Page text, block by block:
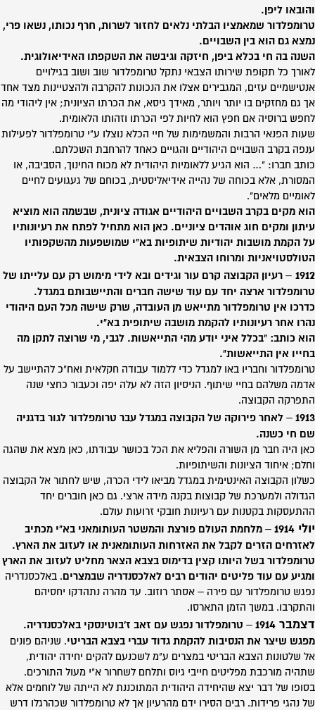
והובאו ליפן.
טרומפלדור שמאמציו הבלתי נלאים לחזור לשרות, חרף נכותו, נשאו פרי,
נמצא גם הוא בין השבויים.
השנה בה חי בכלא ביפן, חיזקה וגיבשה את השקפתו האידיאולוגית.
לאורך כל תקופת שירותו הצבאי נתקל טרומפלדור שוב ושוב בגילויים
אנטישמיים עזים, המגבירים אצלו את הנכונות להקרבה ולהצטיינות מצד אחד
אך גם מחזקים בו יותר ויותר, מאידך גיסא, את הכרתו הציונית; אין ליהודי מה
לחפש ברוסיה אם חפץ הוא לחיות לפי הכרתו וזהותו הלאומית.
שעות הפנאי הרבות והמשמימות של חיי הכלא נוצלו ע"י טרומפלדור לפעילות
ענפה בקרב השבויים היהודיים והגויים כאחד להרחבת השכלתם.
כותב חברו: "… הוא הגיע ללאומיות היהודית לא מכוח החינוך, הסביבה, או
המסורת, אלא בכוחה של נהייה אידיאליסטית, בכוחם של געגועים לחיים
לאומיים מלאים".
הוא מקים בקרב השבויים היהודיים אגודה ציונית, שבשמה הוא מוציא
עיתון ומקים חוג אוהדים ציוניים. כאן הוא מתחיל לפתח את רעיונותיו
על הקמת מושבות יהודיות שיתופיות בא"י שמושפעות מהשקפותיו
הטולסטויאניות ומרוחו הצבאית.
1912
– רעיון הקבוצה קרם עור וגידים ובא לידי מימוש רק עם עלייתו של
טרומפלדור ארצה יחד עם עוד שישה חברים והתיישבותם במגדל.
כדרכו אין טרומפלדור מתייאש מן העובדה, שרק שישה מכל העם היהודי
נהרו אחר רעיונותיו להקמת מושבה שיתופית בא"י.
הוא כותב: "בכלל איני יודע מהי התייאשות. לגבי, מי שרוצה לתקן מה
בחייו אין התייאשות".
טרומפלדור וחבריו באו למגדל כדי ללמוד עבודה חקלאית ואח"כ להתיישב על
אדמה משלהם בחיי שיתוף. הניסיון הזה לא עלה יפה וכעבור כחצי שנה
התפרקה הקבוצה.
1913
– לאחר פירוקה של הקבוצה במגדל עבר טרומפלדור לגור בדגניה
שם חי כשנה.
כאן היה חבר מן השורה והפליא את הכל בכושר עבודתו, כאן מצא את שהגה
וחלם; איחוד הציונות והשיתופיות.
כשלון הקבוצה האינטימית במגדל מביאו לידי הכרה, שיש לחתור אל הקבוצה
הגדולה ולמערכת של קבוצות בקנה מידה ארצי. גם כאן חוברים יחד
ההתעסקות בקטנות עם רעיונות חובקי זרועות עולם.
יולי 1914 – מלחמת העולם פורצת והמשטר העותומאני בא"י מכתיב
לאזרחים הזרים לקבל את האזרחות העותומאנית או לעזוב את הארץ.
טרומפלדור בשל היותו קצין בדימוס בצבא הצאר מחליט לעזוב את הארץ
ומגיע עם עוד פליטים יהודים רבים לאלכסנדריה שבמצרים. באלכסנדריה
נפגש טרומפלדור עם פירה – אסתר רוזוב. עד מהרה נתהדקו יחסיהם
והתקרבו. במשך הזמן התארסו.
דצמבר 1914 – טרומפלדור נפגש עם זאב ז'בוטינסקי באלכסנדריה.
מפגש שיצר את הנסיבות להקמת גדוד עברי בצבא הבריטי. שניהם פונים
אל שלטונות הצבא הבריטי במצרים ע"מ לשכנעם להקים יחידה יהודית,
שתהיה מורכבת מפליטים חייבי גיוס ותלחם לשחרור א"י מעול התורכים.
בסופו של דבר יצא שהיחידה היהודית המתוכננת לא הייתה של לוחמים אלא
של נהגי פרידות. רבים הסירו ידם מהרעיון אך לא טרומפלדור שכהרגלו דרש